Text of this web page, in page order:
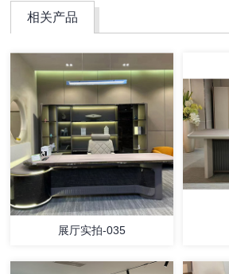
相关产品
展厅实拍-035